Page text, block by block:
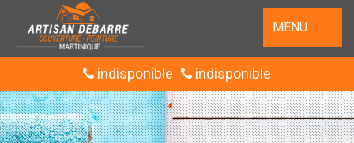
MENU
indisponible indisponible